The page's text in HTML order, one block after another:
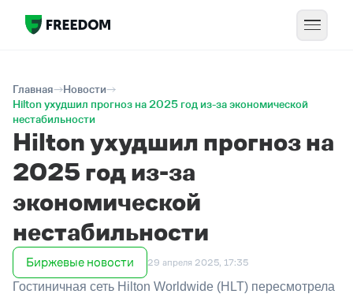
Главная
Новости
Hilton ухудшил прогноз на 2025 год из-за экономической
нестабильности
Hilton ухудшил прогноз на
2025 год из-за
экономической
нестабильности
Биржевые новости 29 апреля 2025, 17:35
Гостиничная сеть Hilton Worldwide (HLT) пересмотрела